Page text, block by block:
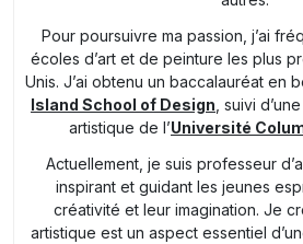
Pour poursuivre ma passion, j’ai
écoles d’art et de peinture les plus
Unis. J’ai obtenu un baccalauréat en
Island School of Design , suivi
artistique de l’Université
Actuellement, je suis professeur
inspirant et guidant les jeunes
créativité et leur imagination. Je
artistique est un aspect essentiel